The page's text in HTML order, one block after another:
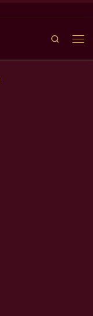
Search